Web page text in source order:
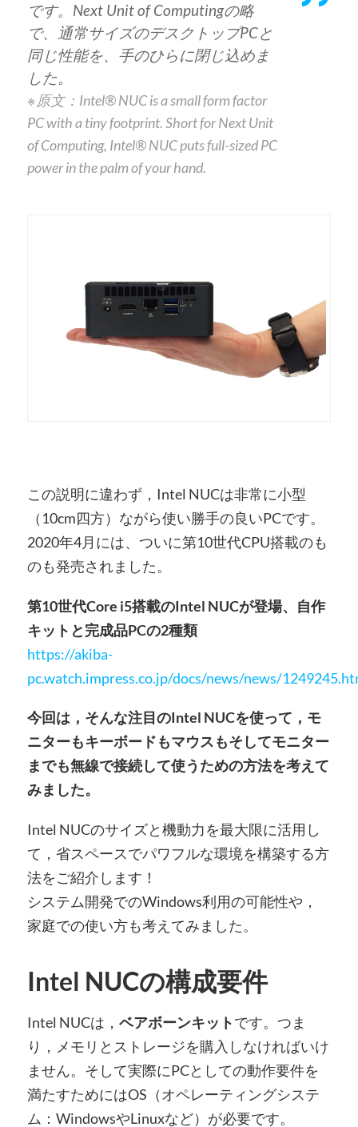
です。Next Unit of Computingの略
で、通常サイズのデスクトップPCと
同じ性能を、手のひらに閉じ込めま
した。
※原文： Intel® NUC is a small form factor
PC with a tiny footprint. Short for Next Unit
of Computing, Intel® NUC puts full-sized PC
power in the palm of your hand.
この説明に違わず，Intel NUCは非常に小型
（10cm四方）ながら使い勝手の良いPCです。
2020年4月には、ついに第10世代CPU搭載のも
のも発売されました。
第10世代Core i5搭載のIntel NUCが登場、自作
キットと完成品PCの2種類
https://akiba-
pc.watch.impress.co.jp/docs/news/news/
今回は，そんな注目のIntel NUCを使って，モ
ニターもキーボードもマウスもそしてモニター
までも無線で接続して使うための方法を考えて
みました。
Intel NUCのサイズと機動力を最大限に活用し
て，省スペースでパワフルな環境を構築する方
法をご紹介します！
システム開発でのWindows利用の可能性や，
家庭での使い方も考えてみました。
Intel NUCの構成要件
Intel NUCは， ベアボーンキットです。つま
り，メモリとストレージを購入しなければいけ
ません。そして実際にPCとしての動作要件を
満たすためにはOS（オペレーティングシステ
ム：WindowsやLinuxなど）が必要です。